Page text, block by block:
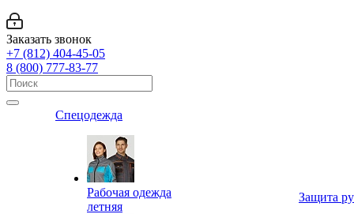
Заказать звонок
+7 (812) 404-45-05
8 (800) 777-83-77
Спецодежда
Рабочая одежда
летняя
Защита